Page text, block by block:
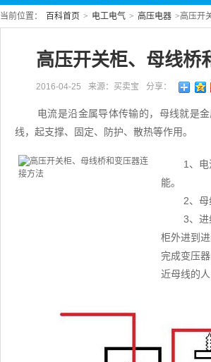
当前位置： 百科首页 > 电工电气 > 高压电器 >高压开
高压开关柜、母线桥
2016-04-25 来源：买卖宝 分享：
电流是沿金属导体传输的，母线就是
线，起支撑、固定、防护、散热等作用。
1、
能。
2、
3、进
柜外进到
完成变压
近母线的